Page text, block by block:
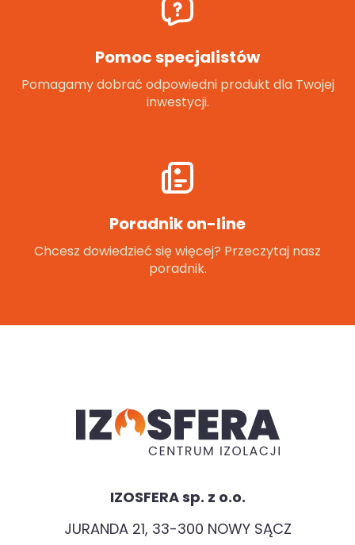
Pomoc specjalistów
Pomagamy dobrać odpowiedni produkt dla Twojej
inwestycji.
Poradnik on-line
Chcesz dowiedzieć się więcej? Przeczytaj nasz
poradnik.
IZOSFERA sp. z o.o.
JURANDA 21, 33-300 NOWY SĄCZ